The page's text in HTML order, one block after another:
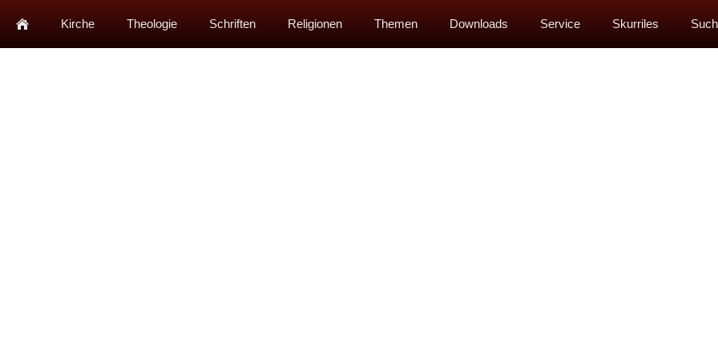
Kirche Theologie Schriften Religionen Themen Downloads Service Skurriles